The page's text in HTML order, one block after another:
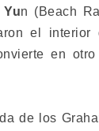
n (Beach
el
en
de los